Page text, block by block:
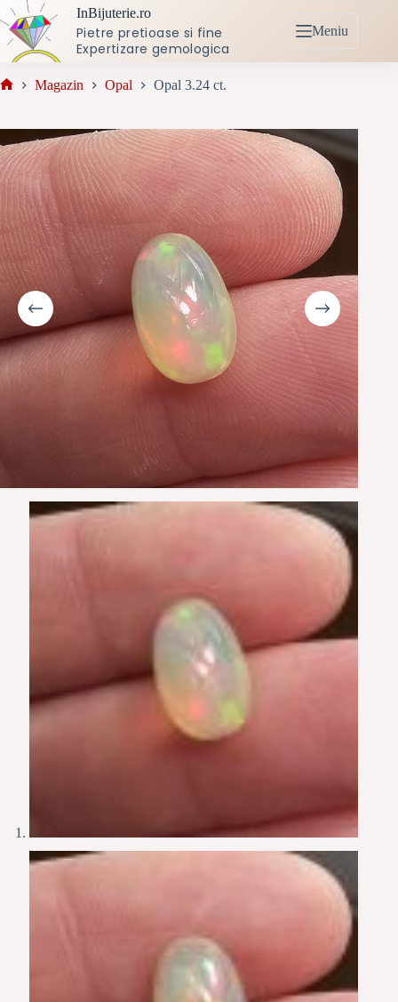
Sari
la
conținut
InBijuterie.ro
Pietre pretioase si fine
Expertizare gemologica
Meniu
Magazin Opal Opal 3.24 ct.